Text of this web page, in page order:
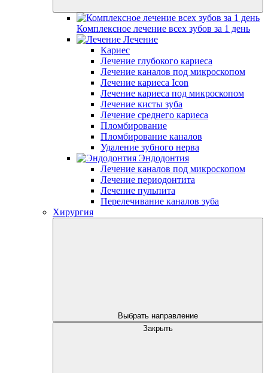
Комплексное лечение всех зубов за 1 день
Лечение
Кариес
Лечение глубокого кариеса
Лечение каналов под микроскопом
Лечение кариеса Icon
Лечение кариеса под микроскопом
Лечение кисты зуба
Лечение среднего кариеса
Пломбирование
Пломбирование каналов
Удаление зубного нерва
Эндодонтия
Лечение каналов под микроскопом
Лечение периодонтита
Лечение пульпита
Перелечивание каналов зуба
Хирургия
Выбрать направление
Закрыть